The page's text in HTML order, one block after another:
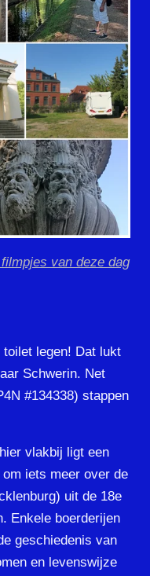
van deze dag
legen! Dat lukt
Schwerin. Net
#134338) stappen
vlakbij ligt een
iets meer over de
uit de 18e
Enkele boerderijen
geschiedenis van
en levenswijze